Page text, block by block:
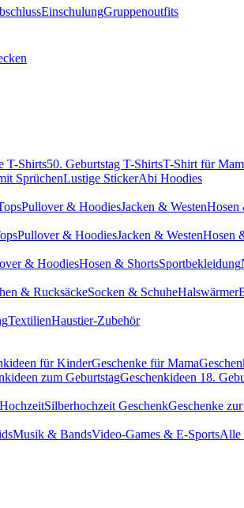
EinschulungGruppenoutfits
T-Shirts50. Geburtstag T-ShirtsT-Shirt für
SprüchenLustige StickerAbi Hoodies
Pullover & HoodiesJacken & WestenHosen
Pullover & HoodiesJacken & WestenHosen
& HoodiesHosen & ShortsSportbekleidung
& RucksäckeSocken & SchuheHalswärmer
TextilienHaustier-Zubehör
für KinderGeschenke für Mama
zum GeburtstagGeschenkideen 18.
Silberhochzeit GeschenkGeschenke
Musik & BandsVideo-Games & E-SportsAlle